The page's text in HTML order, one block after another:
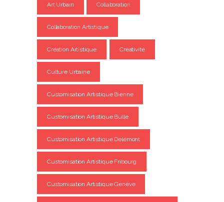
Art Urbain Collaboration
Collaboration Artistique
Création Artistique Créativité
Culture Urbaine
Customisation Artistique Bienne
Customisation Artistique Bulle
Customisation Artistique Delémont
Customisation Artistique Fribourg
Customisation Artistique Genève